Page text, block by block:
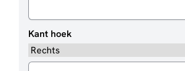
Kant hoek